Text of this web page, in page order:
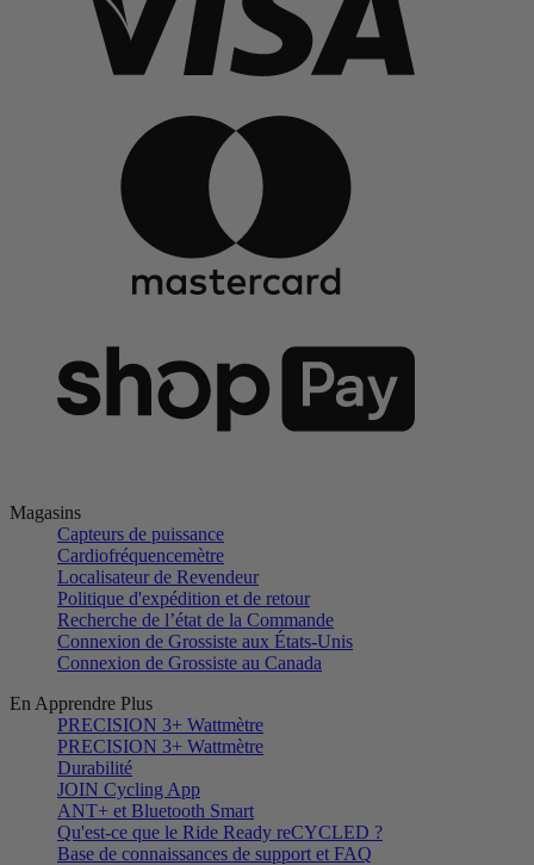
Magasins
Capteurs de puissance
Cardiofréquencemètre
Localisateur de Revendeur
Politique d'expédition et de retour
Recherche de l’état de la Commande
Connexion de Grossiste aux États-Unis
Connexion de Grossiste au Canada
En Apprendre Plus
PRECISION 3+ Wattmètre
PRECISION 3+ Wattmètre
Durabilité
JOIN Cycling App
ANT+ et Bluetooth Smart
Qu'est-ce que le Ride Ready reCYCLED ?
Base de connaissances de support et FAQ